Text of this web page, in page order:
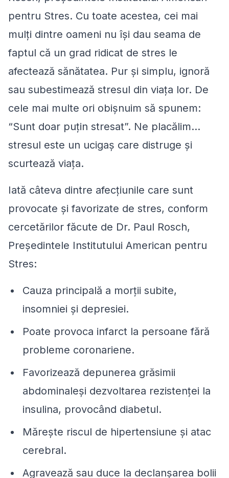
pentru Stres. Cu toate acestea, cei mai
mulţi dintre oameni nu îşi dau seama de
faptul că un grad ridicat de stres le
afectează sănătatea. Pur şi simplu, ignoră
sau subestimează stresul din viaţa lor. De
cele mai multe ori obişnuim să spunem:
“Sunt doar puţin stresat”. Ne placălim…
stresul este un ucigaş care distruge şi
scurtează viaţa.
Iată câteva dintre afecţiunile care sunt
provocate şi favorizate de stres, conform
cercetărilor făcute de Dr. Paul Rosch,
Preşedintele Institutului American pentru
Stres:
Cauza principală a morţii subite,
insomniei şi depresiei.
Poate provoca infarct la persoane fără
probleme coronariene.
Favorizează depunerea grăsimii
abdominaleşi dezvoltarea rezistenţei la
insulina, provocând diabetul.
Măreşte riscul de hipertensiune şi atac
cerebral.
Agravează sau duce la declanşarea bolii